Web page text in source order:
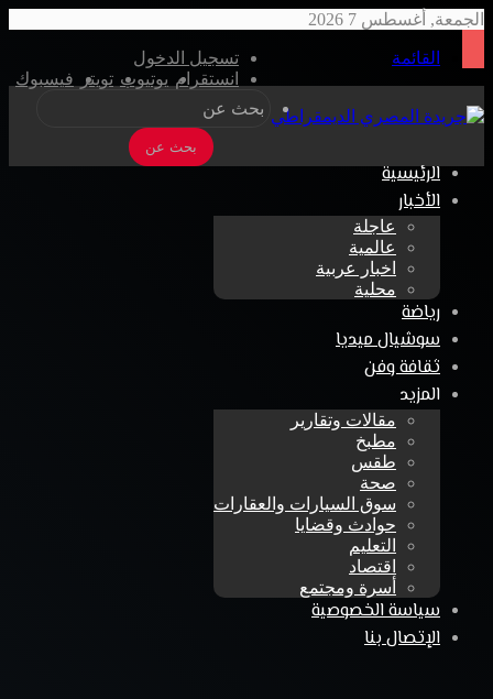
الجمعة, أغسطس 7 2026
تطبيق “واتسآب” يضيف خاصية التدمير الذاتي للرسائل الصوتية
تسجيل الدخول
انستقرام يوتيوب تويتر فيسبوك
القائمة
الرئيسية
الأخبار
عاجلة
عالمية
اخبار عربية
محلية
رياضة
سوشيال ميديا
ثقافة وفن
المزيد
مقالات وتقارير
مطبخ
طقس
صحة
سوق السيارات والعقارات
حوادث وقضايا
التعليم
اقتصاد
أسرة ومجتمع
سياسة الخصوصية
الإتصال بنا
بحث عن